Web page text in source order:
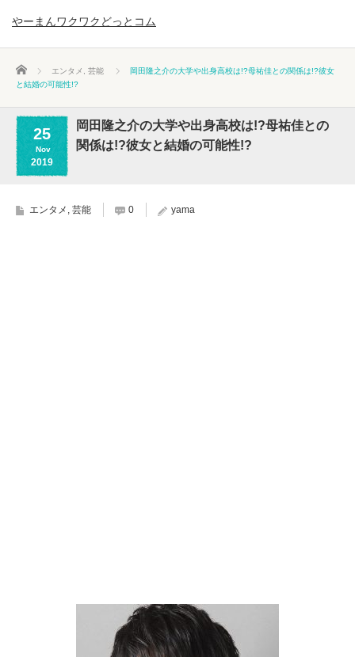
やーまんワクワクどっとコム
ホーム エンタメ 芸能
岡田隆之介の大学や出身高校は!?母祐佳との関係は!?彼女
と結婚の可能性!?
25
Nov
2019
岡田隆之介の大学や出身高校は!?母祐佳との
関係は!?彼女と結婚の可能性!?
エンタメ , 芸能 0 yama